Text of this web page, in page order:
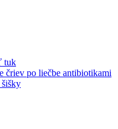
tuk
čriev po liečbe antibiotikami